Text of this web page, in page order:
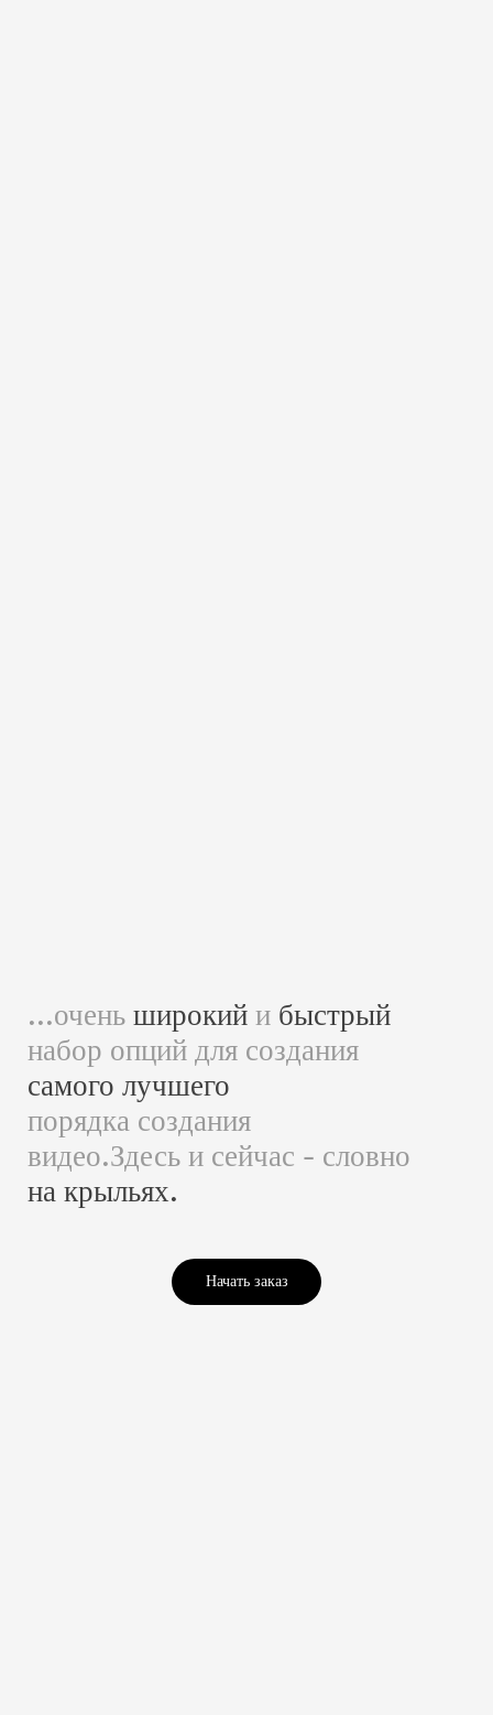
...оченьширокий ибыстрый
набор опций для создания
самого лучшего
порядка создания
видео.Здесь и сейчас - словно
на крыльях.
Начать заказ